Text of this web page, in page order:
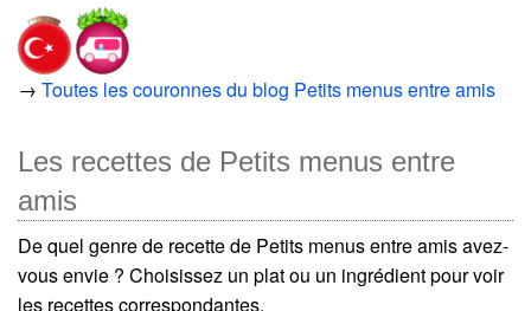
→ Toutes les couronnes du blog Petits menus entre amis
Les recettes de Petits menus entre
amis
De quel genre de recette de Petits menus entre amis avez-
vous envie ? Choisissez un plat ou un ingrédient pour voir
les recettes correspondantes.